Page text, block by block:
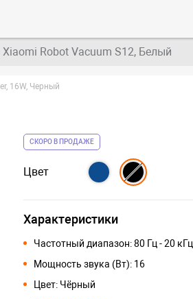
Robot Vacuum S12, Белый
16W, Черный
СКОРО В ПРОДАЖЕ
Цвет
Характеристики
Частотный диапазон: 80 Гц - 20 кГц
Мощность звука (Вт): 16
Цвет: Чёрный